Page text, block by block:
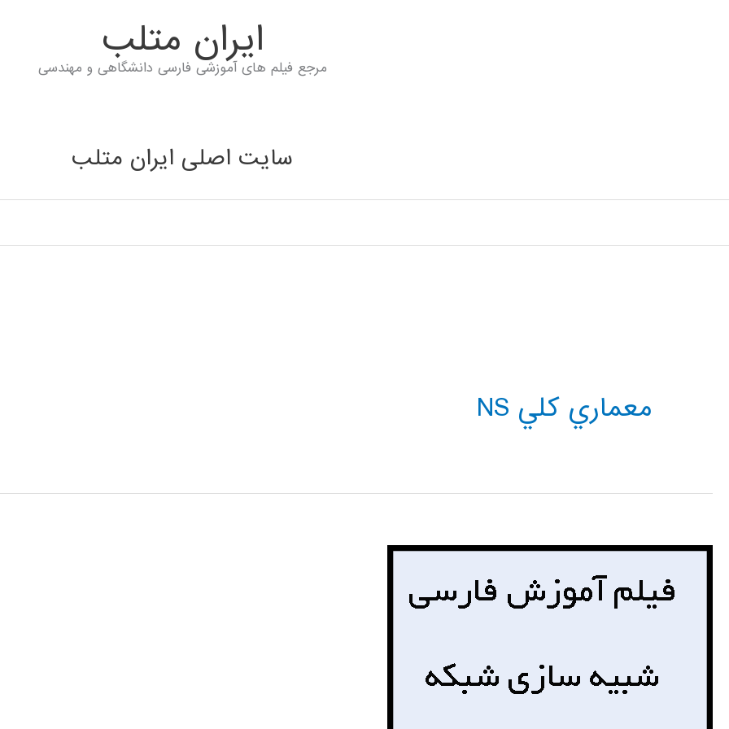
ايران متلب
مرجع فیلم های آموزشی فارسی دانشگاهی و مهندسی
سایت اصلی ایران متلب
معماري كلي NS